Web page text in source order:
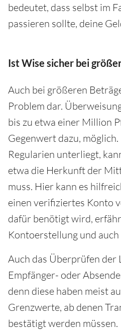
bedeutet, dass selbst im
passieren sollte, deine
Ist Wise sicher bei
Auch bei größeren
Problem dar.
bis zu etwa einer Million
Gegenwert dazu,
Regularien unterliegt,
etwa die Herkunft der
muss. Hier kann es
einen verifiziertes Konto
dafür benötigt wird,
Kontoerstellung und
Auch das Überprüfen der
Empfänger- oder
denn diese haben meist
Grenzwerte, ab denen
bestätigt werden müssen.